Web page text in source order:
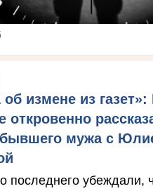
об измене из
откровенно
мужа с
последнего убеждали,